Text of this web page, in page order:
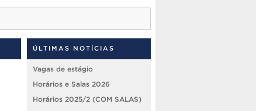
ÚLTIMAS NOTÍCIAS
Vagas de estágio
Horários e Salas 2026
Horários 2025/2 (COM SALAS)